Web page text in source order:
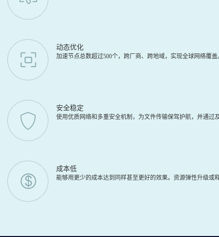
动态优化
加速节点总数超过500个，跨厂商、跨地域，实现全球网络覆
安全稳定
使用优质网络和多重安全机制，为文件传输保驾护航，并通
成本低
能够用更少的成本达到同样甚至更好的效果。资源弹性升级或